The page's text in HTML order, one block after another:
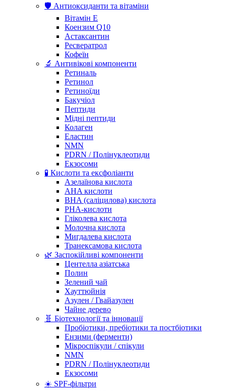
🛡️ Антиоксиданти та вітаміни
Вітамін Е
Коензим Q10
Астаксантин
Ресвератрол
Кофеїн
🔬 Антивікові компоненти
Ретиналь
Ретинол
Ретиноїди
Бакучіол
Пептиди
Мідні пептиди
Колаген
Еластин
NMN
PDRN / Полінуклеотиди
Екзосоми
🧪 Кислоти та ексфоліанти
Азелаїнова кислота
AHA кислоти
BHA (саліцилова) кислота
PHA-кислоти
Гліколева кислота
Молочна кислота
Мигдалева кислота
Транексамова кислота
🌿 Заспокійливі компоненти
Центелла азіатська
Полин
Зелений чай
Хауттюйнія
Азулен / Гвайазулен
Чайне дерево
🧬 Біотехнології та інновації
Пробіотики, пребіотики та постбіотики
Ензими (ферменти)
Мікроспікули / спікули
NMN
PDRN / Полінуклеотиди
Екзосоми
☀️ SPF-фільтри